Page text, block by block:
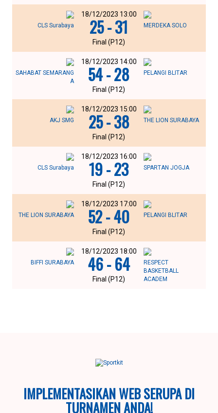
CLS Surabaya
18/12/2023 13:00
25 - 31
Final (P12)
MERDEKA SOLO
SAHABAT SEMARANG
A
18/12/2023 14:00
54 - 28
Final (P12)
PELANGI BLITAR
AKJ SMG
18/12/2023 15:00
25 - 38
Final (P12)
THE LION SURABAYA
CLS Surabaya
18/12/2023 16:00
19 - 23
Final (P12)
SPARTAN JOGJA
THE LION SURABAYA
18/12/2023 17:00
52 - 40
Final (P12)
PELANGI BLITAR
BIFFI SURABAYA
18/12/2023 18:00
46 - 64
Final (P12)
RESPECT
BASKETBALL
ACADEM
IMPLEMENTASIKAN WEB SERUPA DI
TURNAMEN ANDA!